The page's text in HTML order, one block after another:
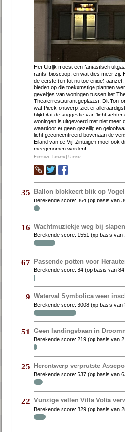
Het Uitrijk moest een fantastisch
rants, bios­coop, en wat dies meer zij.
de eerste (en tot nu toe enige)
bieden op die toekomstige plannen
geveltjes van woningen tussen het
Theaterrestaurant ge­plaatst. Dit Ton-
wat Pieck-ontwerp, ziet er
blijkt dat de suggestie van 'licht
woningen is uitgevoerd met niet meer
waardoor er geen gezellig en
licht geconcentreerd bovenaan de
Eiland van de Vijf Zintuigen moet ook
meegenomen worden!
Efteling Theater |Uitrijk
35 Ballon blokkeert blik op
Berekende score:364 (op basis van
16 Wachtmuziekje weg bij
Berekende score: 1551 (op basis van
67 Passende potten voor
Berekende score:84 (op basis van
9 Waterval Symbolica weer
Berekende score:3008 (op basis van
51 Geen landingsbaan in
Berekende score:219 (op basis van
25 Herontwerp verprutste
Berekende score:637 (op basis van
22 Vunzige vellen Villa Volta
Berekende score:829 (op basis van